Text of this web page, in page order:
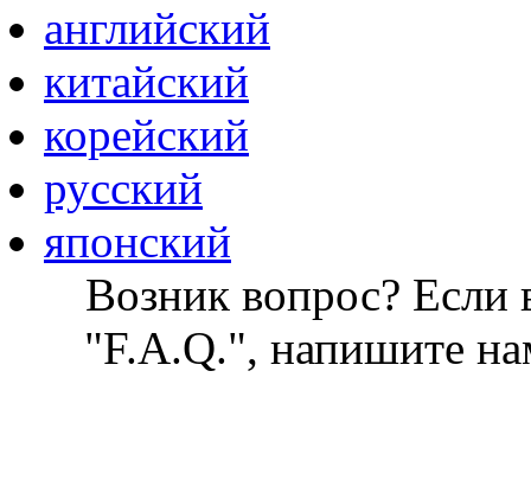
английский
китайский
корейский
русский
японский
Возник вопрос? Если
"F.A.Q.", напишите